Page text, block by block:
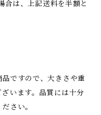
は、上記送料を半額と
ですので、大きさや重
います。品質には十分
さい。